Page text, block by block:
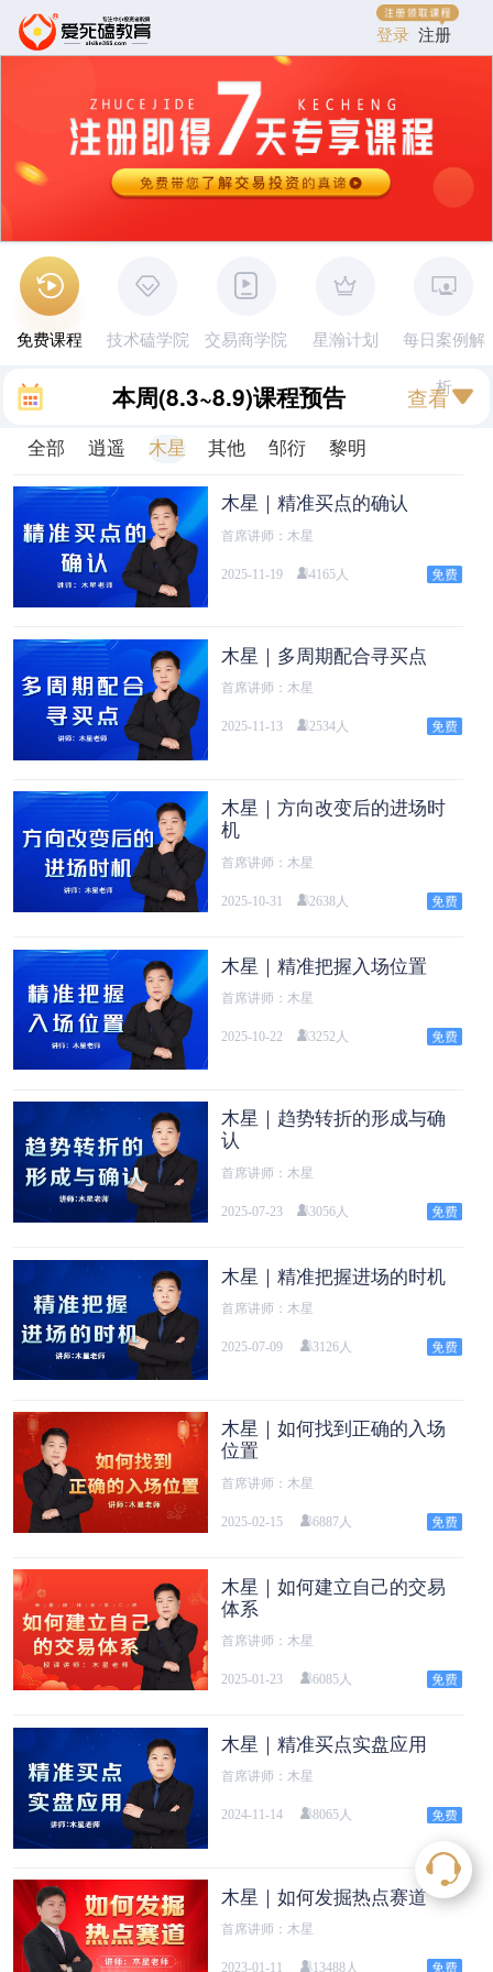
登录 注册
免费课程 技术磕学院 交易商学院 星瀚计划 每日案例解
析
本周(8.3~8.9)课程预告 查看
全部 逍遥 木星 其他 邹衍 黎明
木星｜精准买点的确认
首席讲师：木星
2025-11-19 4165人
木星｜多周期配合寻买点
首席讲师：木星
2025-11-13 2534人
木星｜方向改变后的进场时
机
首席讲师：木星
2025-10-31 2638人
木星｜精准把握入场位置
首席讲师：木星
2025-10-22 3252人
木星｜趋势转折的形成与确
认
首席讲师：木星
2025-07-23 3056人
木星｜精准把握进场的时机
首席讲师：木星
2025-07-09 3126人
木星｜如何找到正确的入场
位置
首席讲师：木星
2025-02-15 6887人
木星｜如何建立自己的交易
体系
首席讲师：木星
2025-01-23 6085人
木星｜精准买点实盘应用
首席讲师：木星
2024-11-14 8065人
木星｜如何发掘热点赛道
首席讲师：木星
2023-01-11 13488人